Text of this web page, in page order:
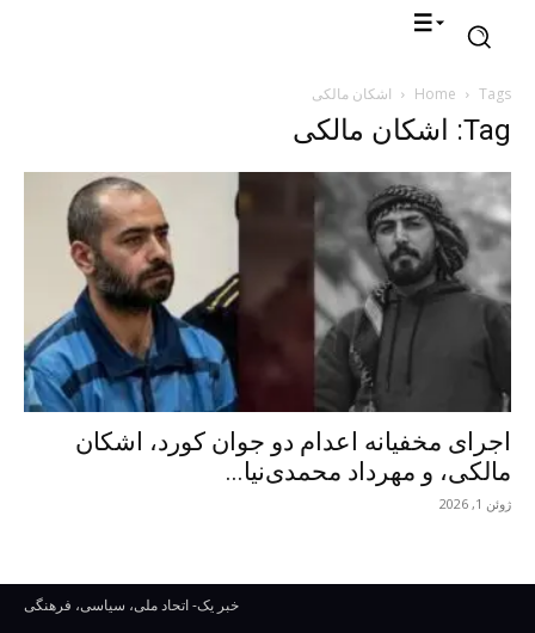
Home Tags اشکان مالکی
Tag: اشکان مالکی
اجرای مخفیانه اعدام دو جوان کورد، اشکان
مالکی، و مهرداد محمدی‌نیا...
ژوئن 1, 2026
خبر یک- اتحاد ملی، سیاسی، فرهنگی